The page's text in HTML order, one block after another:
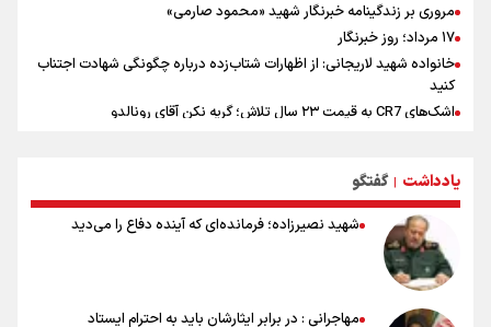
مروری بر زندگینامه خبرنگار شهید «محمود صارمی»
۱۷ مرداد؛ روز خبرنگار
خانواده شهید لاریجانی: از اظهارات شتاب‌زده درباره چگونگی شهادت اجتناب
کنید
اشک‌های CR7 به قیمت ۲۳ سال تلاش؛ گریه نکن آقای رونالدو
تلاش مدام برای زنده نگه داشتن هنر ایرانی
نصرتی: پاسخ بیرانوند سنخیتی با صحبت‌های علی دایی نداشت/
ملی‌پوشان نباید از خودشان تعریف کنند!
خلعتبری: جای دو سه نفر در جام جهانی خالی بود/ تیم ملی نیاز به تغییر
نسل دارد/ دوست دارم آرژانتین قهرمان شود
شاهرخی: اندازه داشته‌هایمان از بازار جام جهانی برداشت کردیم/ دودستی
یادداشت | گفتگو
شهید نصیرزاده؛ فرمانده‌ای که آینده دفاع را می‌دید
مهاجرانی : در برابر ایثارشان باید به احترام ایستاد